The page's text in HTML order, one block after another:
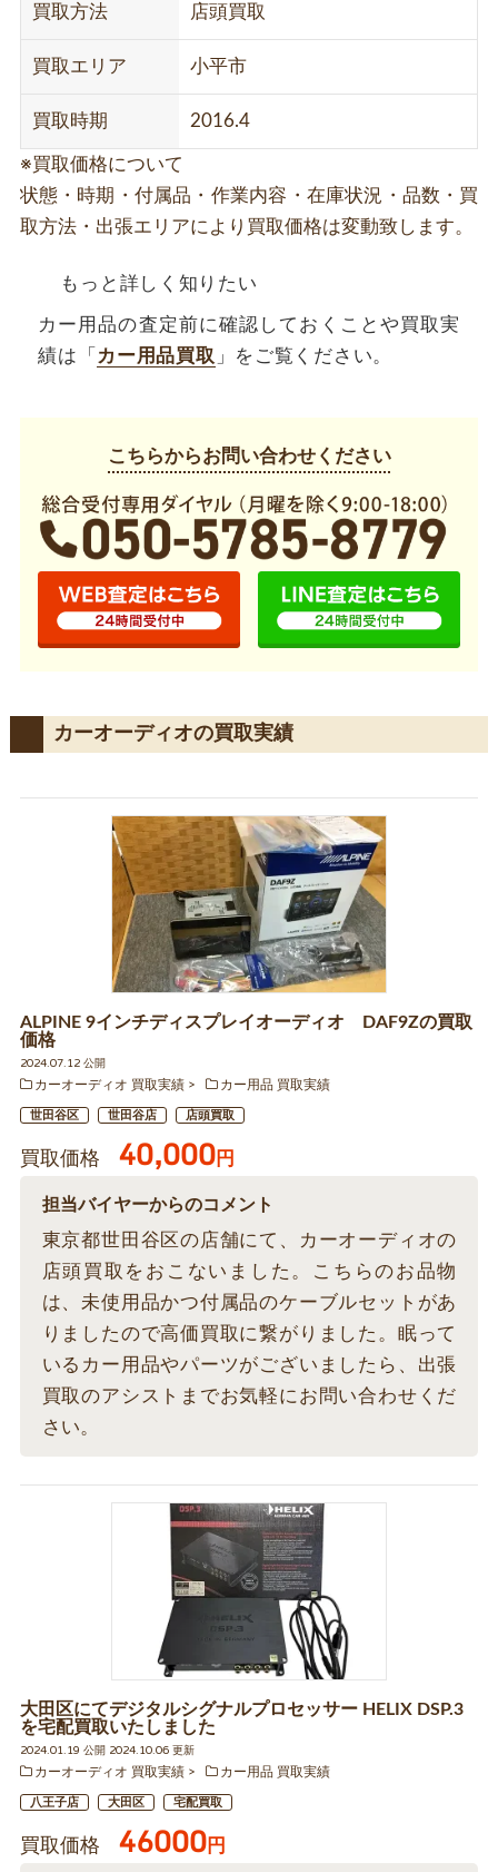
買取方法 店頭買取
買取エリア 小平市
買取時期 2016.4
※買取価格について
状態・時期・付属品・作業内容・在庫状況・品数・買
取方法・出張エリアにより買取価格は変動致します。
もっと詳しく知りたい
カー用品の査定前に確認しておくことや買取実
績は「 カー用品買取 」をご覧ください。
こちらからお問い合わせください
カーオーディオの買取実績
ALPINE 9インチディスプレイオーディオ DAF9Zの買取
価格
2024.07.12 公開
カーオーディオ 買取実績
カー用品 買取実績
世田谷区 世田谷店 店頭買取
買取価格 40,000円
担当バイヤーからのコメント
東京都世田谷区の店舗にて、カーオーディオの
店頭買取をおこないました。こちらのお品物
は、未使用品かつ付属品のケーブルセットがあ
りましたので高価買取に繋がりました。眠って
いるカー用品やパーツがございましたら、出張
買取のアシストまでお気軽にお問い合わせくだ
さい。
大田区にてデジタルシグナルプロセッサー HELIX DSP.3
を宅配買取いたしました
2024.01.19 公開 2024.10.06 更新
カーオーディオ 買取実績
カー用品 買取実績
八王子店 大田区 宅配買取
買取価格 46000円